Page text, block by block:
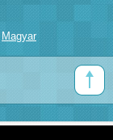
Magyar